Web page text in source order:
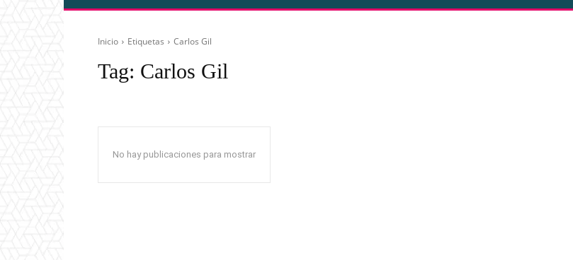
Inicio Etiquetas Carlos Gil
Tag: Carlos Gil
No hay publicaciones para mostrar